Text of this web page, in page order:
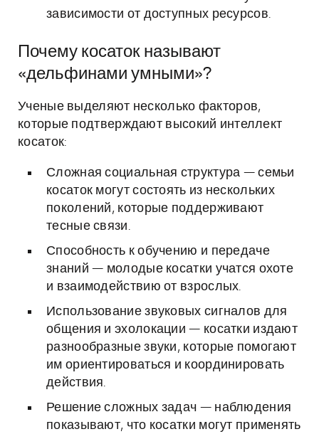
зависимости от доступных ресурсов.
Почему косаток называют
«дельфинами умными»?
Ученые выделяют несколько факторов,
которые подтверждают высокий интеллект
косаток:
Сложная социальная структура — семьи
косаток могут состоять из нескольких
поколений, которые поддерживают
тесные связи.
Способность к обучению и передаче
знаний — молодые косатки учатся охоте
и взаимодействию от взрослых.
Использование звуковых сигналов для
общения и эхолокации — косатки издают
разнообразные звуки, которые помогают
им ориентироваться и координировать
действия.
Решение сложных задач — наблюдения
показывают, что косатки могут применять